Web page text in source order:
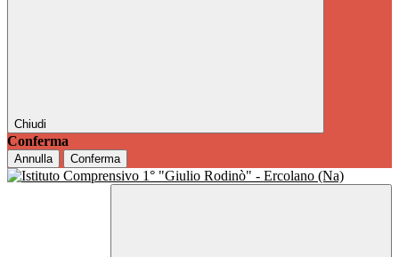
Chiudi
Conferma
Annulla Conferma